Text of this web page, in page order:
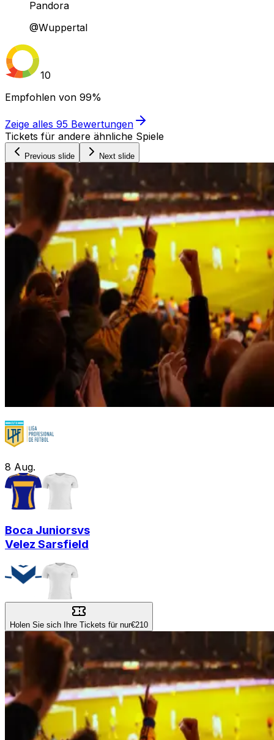
Pandora
@Wuppertal
10
Empfohlen von 99%
Zeige alles 95 Bewertungen
Tickets für andere ähnliche Spiele
Previous slide Next slide
8 Aug.
Boca Juniorsvs
Velez Sarsfield
Holen Sie sich Ihre Tickets für nur€210